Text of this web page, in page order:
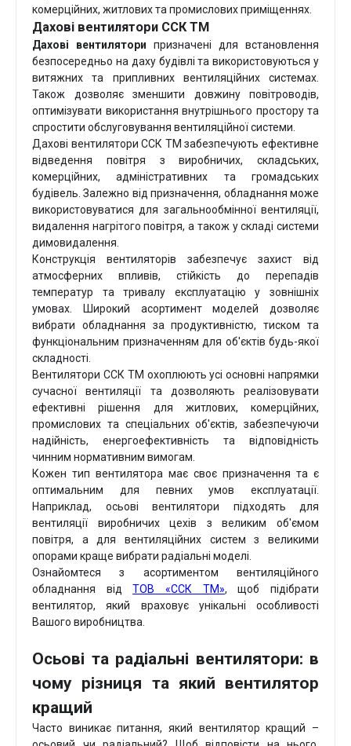
комерційних, житлових та промислових приміщеннях.
Дахові вентилятори ССК ТМ
Дахові вентилятори призначені для встановлення
безпосередньо на даху будівлі та використовуються у
витяжних та припливних вентиляційних системах.
Також дозволяє зменшити довжину повітроводів,
оптимізувати використання внутрішнього простору та
спростити обслуговування вентиляційної системи.
Дахові вентилятори ССК ТМ забезпечують ефективне
відведення повітря з виробничих, складських,
комерційних, адміністративних та громадських
будівель. Залежно від призначення, обладнання може
використовуватися для загальнообмінної вентиляції,
видалення нагрітого повітря, а також у складі системи
димовидалення.
Конструкція вентиляторів забезпечує захист від
атмосферних впливів, стійкість до перепадів
температур та тривалу експлуатацію у зовнішніх
умовах. Широкий асортимент моделей дозволяє
вибрати обладнання за продуктивністю, тиском та
функціональним призначенням для об'єктів будь-якої
складності.
Вентилятори ССК ТМ охоплюють усі основні напрямки
сучасної вентиляції та дозволяють реалізовувати
ефективні рішення для житлових, комерційних,
промислових та спеціальних об'єктів, забезпечуючи
надійність, енергоефективність та відповідність
чинним нормативним вимогам.
Кожен тип вентилятора має своє призначення та є
оптимальним для певних умов експлуатації.
Наприклад, осьові вентилятори підходять для
вентиляції виробничих цехів з великим об'ємом
повітря, а для вентиляційних систем з великими
опорами краще вибрати радіальні моделі.
Ознайомтеся з асортиментом вентиляційного
обладнання відТОВ «ССК ТМ», щоб підібрати
вентилятор, який враховує унікальні особливості
Вашого виробництва.
Осьові та радіальні вентилятори: в
чому різниця та який вентилятор
кращий
Часто виникає питання, який вентилятор кращий –